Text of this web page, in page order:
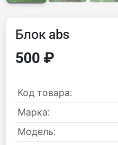
Блок abs
500 ₽
Код товара:
Марка:
Модель: